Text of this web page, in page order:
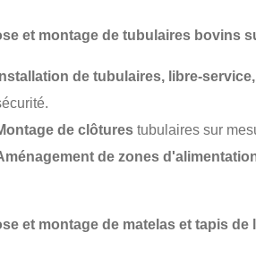
et montage de tubulaires bovins
Installation de tubulaires, libre-
de clôtures tubulaires sur
de zones
et montage de matelas et tapis